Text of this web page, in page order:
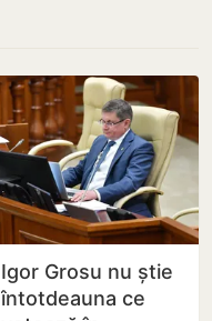
Igor Grosu nu știe
întotdeauna ce